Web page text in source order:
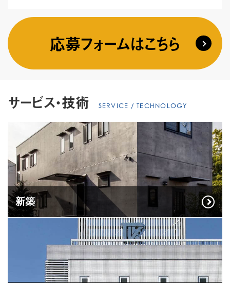
応募フォームはこちら
サービス・技術 SERVICE / TECHNOLOGY
新築